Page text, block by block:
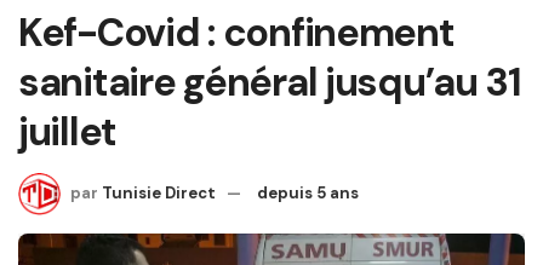
Kef-Covid : confinement
sanitaire général jusqu’au 31
juillet
par Tunisie Direct depuis 5 ans